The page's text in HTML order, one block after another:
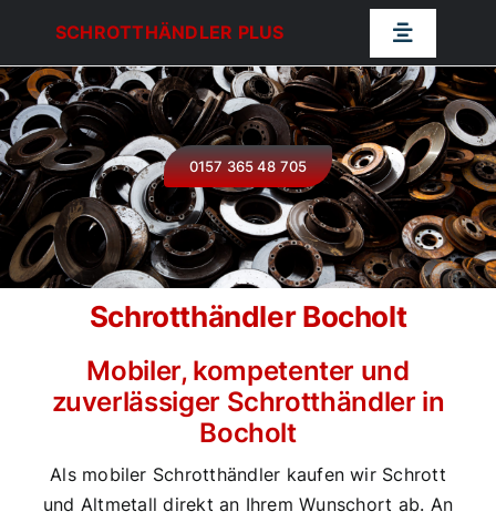
springen
SCHROTTHÄNDLER PLUS
Toggle
Schrotthändler Plus
Schrottabholung NRW
Schrottankauf
Schrotthändler NRW
Kontakt
0157 365 48 705
Schrotthändler Bocholt
Mobiler, kompetenter und
zuverlässiger Schrotthändler in
Bocholt
Als mobiler Schrotthändler kaufen wir Schrott
und Altmetall direkt an Ihrem Wunschort ab. An